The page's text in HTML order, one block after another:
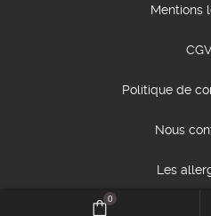
Mentions
Politique de
Nous
Les
0